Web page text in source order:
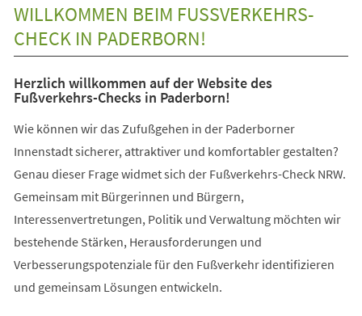
WILLKOMMEN BEIM FUSSVERKEHRS-C
HECK IN PADERBORN!
Herzlich willkommen auf der Website des
Fußverkehrs-Checks in Paderborn!
Wie können wir das Zufußgehen in der Paderborner
Innenstadt sicherer, attraktiver und komfortabler gestalten?
Genau dieser Frage widmet sich der Fußverkehrs-Check NRW.
Gemeinsam mit Bürgerinnen und Bürgern,
Interessenvertretungen, Politik und Verwaltung möchten wir
bestehende Stärken, Herausforderungen und
Verbesserungspotenziale für den Fußverkehr identifizieren
und gemeinsam Lösungen entwickeln.